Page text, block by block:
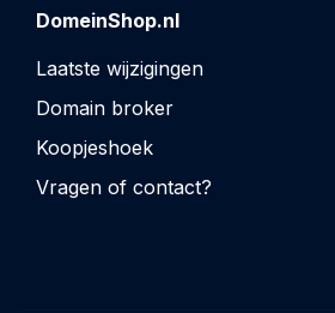
DomeinShop.nl
Laatste wijzigingen
Domain broker
Koopjeshoek
Vragen of contact?